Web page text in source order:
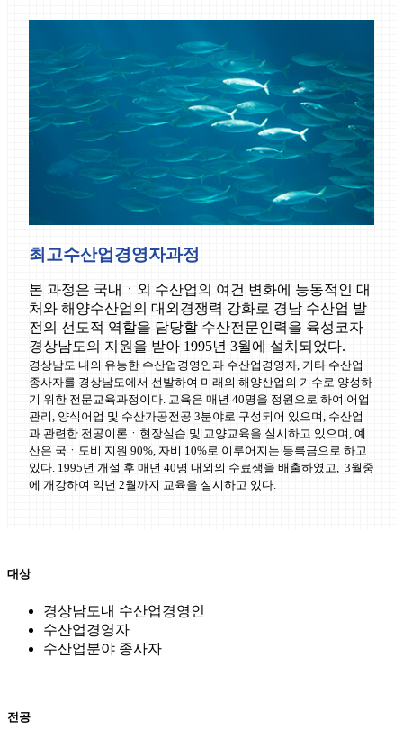
최고수산업경영자과정
본 과정은 국내ㆍ외 수산업의 여건 변화에 능동적인 대
처와 해양수산업의 대외경쟁력 강화로 경남 수산업 발
전의 선도적 역할을 담당할 수산전문인력을 육성코자
경상남도의 지원을 받아 1995년 3월에 설치되었다.
경상남도 내의 유능한 수산업경영인과 수산업경영자, 기타 수산업
종사자를 경상남도에서 선발하여 미래의 해양산업의 기수로 양성하
기 위한 전문교육과정이다. 교육은 매년 40명을 정원으로 하여 어업
관리, 양식어업 및 수산가공전공 3분야로 구성되어 있으며, 수산업
과 관련한 전공이론ㆍ현장실습 및 교양교육을 실시하고 있으며, 예
산은 국ㆍ도비 지원 90%, 자비 10%로 이루어지는 등록금으로 하고
있다. 1995년 개설 후 매년 40명 내외의 수료생을 배출하였고, 3월중
에 개강하여 익년 2월까지 교육을 실시하고 있다.
대상
경상남도내 수산업경영인
수산업경영자
수산업분야 종사자
전공